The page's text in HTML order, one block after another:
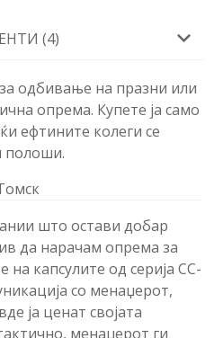
(4)
одбивање на празни или
опрема. Купете ја само
ефтините колеги се
полоши.
што остави добар
да нарачам опрема за
капсулите од серија CC-
со менаџерот,
ја ценат својата
менаџерот ги